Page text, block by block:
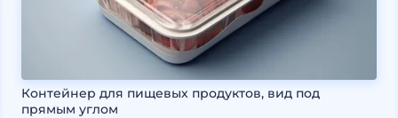
Контейнер для пищевых продуктов, вид под
прямым углом